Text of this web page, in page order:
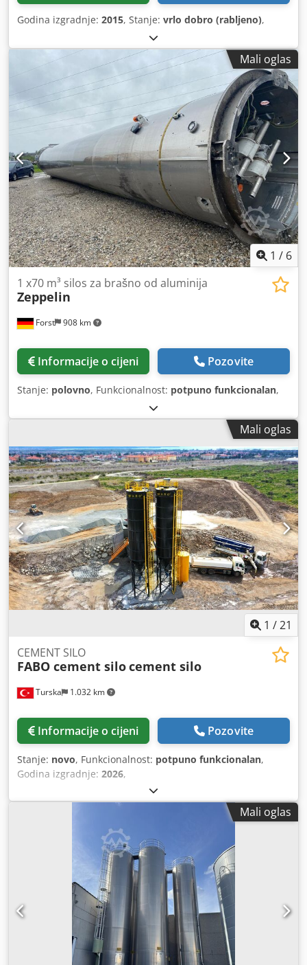
Godina izgradnje: 2015, Stanje: vrlo dobro (rabljeno),
Mali oglas
1 / 6
Forst 908 km
1 x70 m³ silos za brašno od aluminija
Zeppelin
Informacije o cijeni Pozovite
Stanje: polovno, Funkcionalnost: potpuno funkcionalan,
Mali oglas
1 /21
Turska 1.032 km
CEMENT SILO
FABO cement silocement silo
Informacije o cijeni Pozovite
Stanje: novo, Funkcionalnost: potpuno funkcionalan,
Godina izgradnje: 2026,
Mali oglas